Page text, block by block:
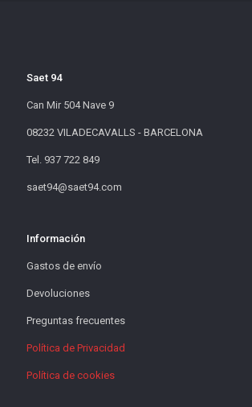
Saet 94
Can Mir 504 Nave 9
08232 VILADECAVALLS - BARCELONA
Tel. 937 722 849
saet94@saet94.com
Información
Gastos de envío
Devoluciones
Preguntas frecuentes
Política de Privacidad
Política de cookies